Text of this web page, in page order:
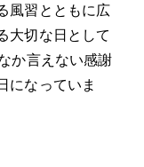
風習とともに広
大切な日として
か言えない感謝
になっていま